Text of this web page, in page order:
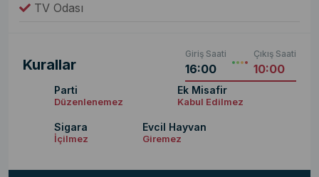
TV Odası
Kurallar
Giriş Saati
16:00
Çıkış Saati
10:00
Parti
Düzenlenemez
Ek Misafir
Kabul Edilmez
Sigara
İçilmez
Evcil Hayvan
Giremez